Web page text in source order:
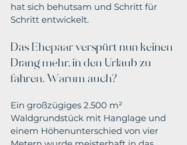
hat sich behutsam und Schritt für
Schritt entwickelt.
Das Ehepaar verspürt nun keinen
Drang mehr, in den Urlaub zu
fahren. Warum auch?
Ein großzügiges 2.500 m²
Waldgrundstück mit Hanglage und
einem Höhenunterschied von vier